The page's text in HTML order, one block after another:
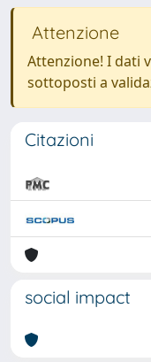
Attenzione
Attenzione! I dati
sottoposti a
Citazioni
social impact